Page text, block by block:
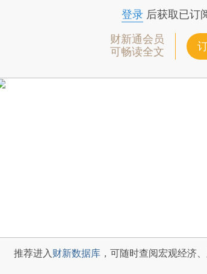
登录后获取已订
财新通会员
可畅读全文
推荐进入财新数据库 ，可随时查阅宏观经济